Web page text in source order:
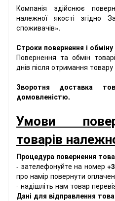
Компанія здійснює
належної якості згідно
споживачів».
Строки повернення і обміну
Повернення та обмін
днів після отримання
Зворотня доставка
домовленістю.
Умови
товарів
Процедура повернення
- зателефонуйте на номер
про намір повернути
- надішліть нам товар
Дані для відправлення